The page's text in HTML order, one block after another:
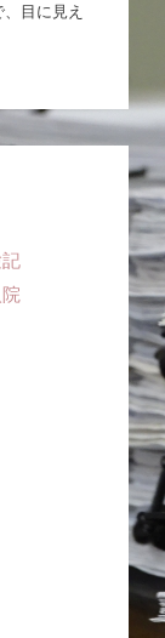
目に見え